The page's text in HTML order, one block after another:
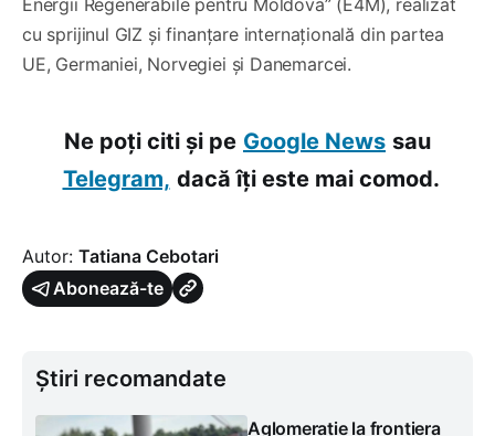
cu sprijinul GIZ și finanțare internațională din partea
UE, Germaniei, Norvegiei și Danemarcei.
Ne poți citi și pe Google News sau
Telegram, dacă îți este mai comod.
Autor: Tatiana Cebotari
Abonează-te
Știri recomandate
Aglomerație la frontiera